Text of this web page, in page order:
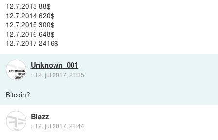
12.7.2013 88$
12.7.2014 620$
12.7.2015 300$
12.7.2016 648$
12.7.2017 2416$
Unknown_001
:: 12. jul 2017, 21:35
Bitcoin?
Blazz
:: 12. jul 2017, 21:44